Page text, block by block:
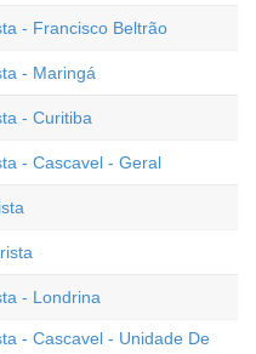
- Francisco Beltrão
- Maringá
- Curitiba
- Cascavel - Geral
- Londrina
- Cascavel - Unidade De